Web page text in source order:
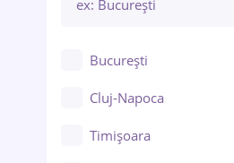
București
Cluj-Napoca
Timișoara